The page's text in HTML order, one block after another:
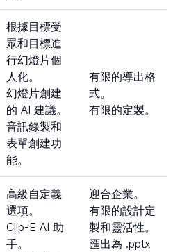
根據目標受
眾和目標進
行幻燈片個
人化。
幻燈片創建
的 AI 建議。
音訊錄製和
表單創建功
能。
有限的導出格
式。
有限的定製。
高級自定義
選項。
Clip-E AI 助
手。
迎合企業。
有限的設計定
製和靈活性。
匯出為 .pptx